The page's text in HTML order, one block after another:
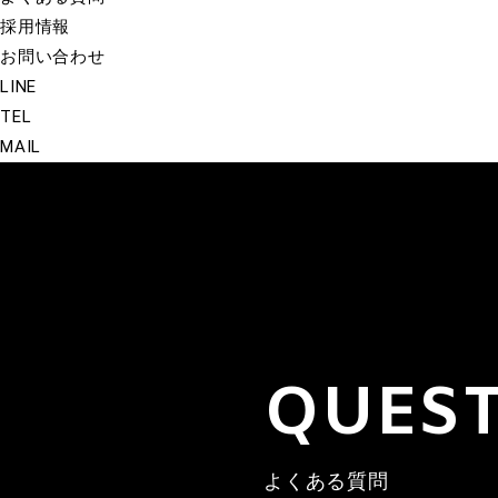
採用情報
お問い合わせ
LINE
TEL
MAIL
よくある質問